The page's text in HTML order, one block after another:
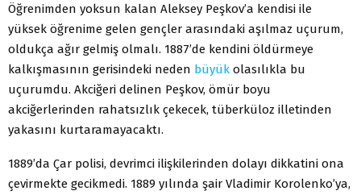
Öğrenimden yoksun kalan Aleksey Peşkov’a kendisi ile
yüksek öğrenime gelen gençler arasındaki aşılmaz uçurum,
oldukça ağır gelmiş olmalı. 1887’de kendini öldürmeye
kalkışmasının gerisindeki neden büyük olasılıkla bu
uçurumdu. Akciğeri delinen Peşkov, ömür boyu
akciğerlerinden rahatsızlık çekecek, tüberküloz illetinden
yakasını kurtaramayacaktı.
1889’da Çar polisi, devrimci ilişkilerinden dolayı dikkatini ona
çevirmekte gecikmedi. 1889 yılında şair Vladimir Korolenko’ya,